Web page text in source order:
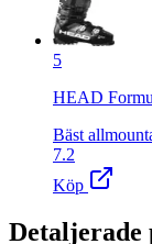
5
HEAD
Bäst
7.2
Köp
Detaljerade